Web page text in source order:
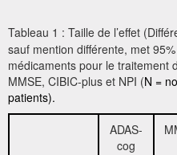
Tableau 1 : Taille de l’effet
sauf mention différente, met
médicaments pour le traitement
MMSE, CIBIC-plus et NPI (N =
patients).
ADAS-
cog